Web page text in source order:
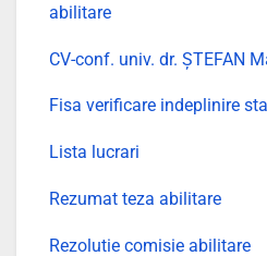
abilitare
CV-conf. univ. dr. ȘTEFAN
Fisa verificare indeplinire
Lista lucrari
Rezumat teza abilitare
Rezolutie comisie abilitare